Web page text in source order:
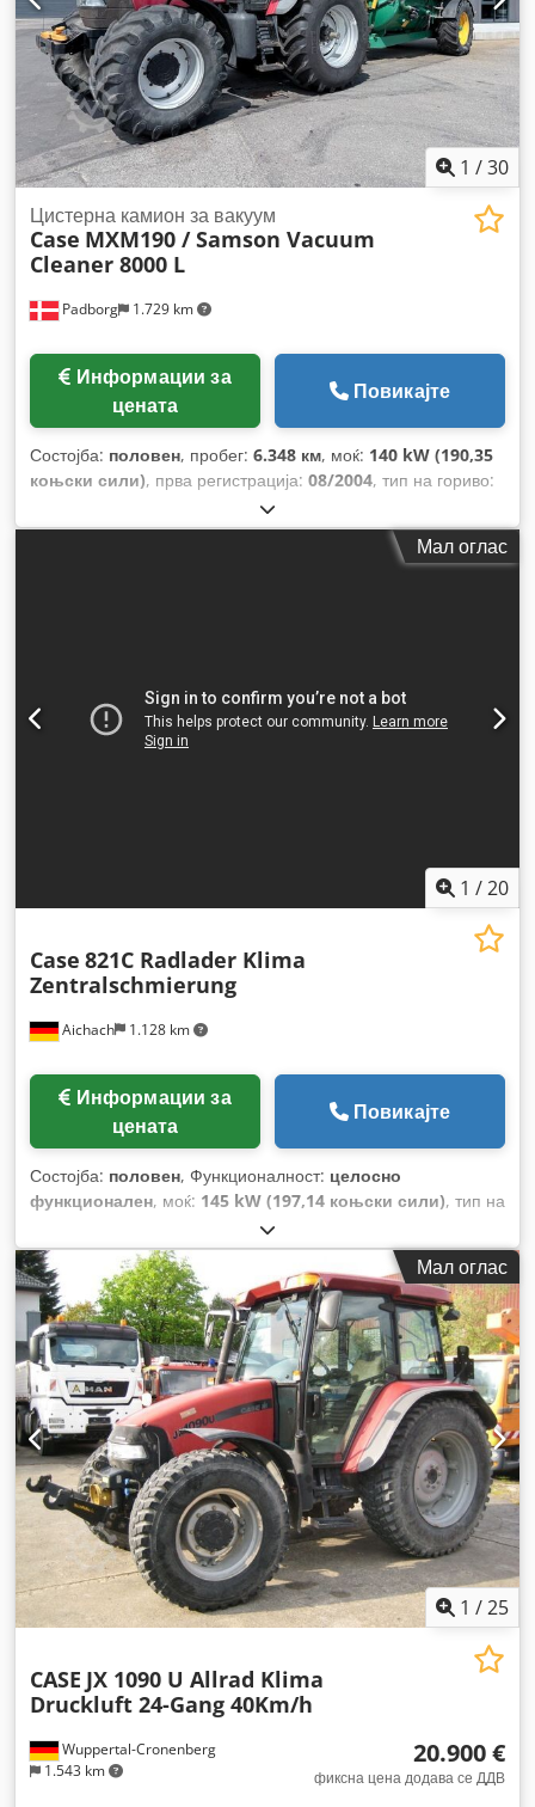
1 /30
Padborg 1.729 km
Цистерна камион за вакуум
Case MXM190 / Samson Vacuum
Cleaner 8000 L
цената
Повикајте
Состојба: половен, пробег: 6.348 км, моќ: 140 kW (190,35
коњски сили), прва регистрација: 08/2004, тип на гориво:
2004
Мал оглас
1 /20
Aichach 1.128 km
Case 821C Radlader Klima
Zentralschmierung
цената
Повикајте
Состојба: половен, Функционалност: целосно
функционален, моќ: 145 kW (197,14 коњски сили), тип на
, работна тежина:
Година на изградба:2000, работни часови:8.000 h,
Опрема:кабина, клима уред, централизирана система
за подмачкување,
Мал оглас
1 /25
Wuppertal-Cronenberg
1.543 km
CASE JX 1090 U Allrad Klima
Druckluft 24-Gang 40Km/h
20.900 €
фиксна цена додава се ДДВ